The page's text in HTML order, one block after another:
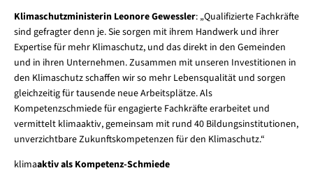
Klimaschutzministerin Leonore Gewessler: „Qualifizierte Fachkräfte
sind gefragter denn je. Sie sorgen mit ihrem Handwerk und ihrer
Expertise für mehr Klimaschutz, und das direkt in den Gemeinden
und in ihren Unternehmen. Zusammen mit unseren Investitionen in
den Klimaschutz schaffen wir so mehr Lebensqualität und sorgen
gleichzeitig für tausende neue Arbeitsplätze. Als
Kompetenzschmiede für engagierte Fachkräfte erarbeitet und
vermittelt klimaaktiv, gemeinsam mit rund 40 Bildungsinstitutionen,
unverzichtbare Zukunftskompetenzen für den Klimaschutz.“
klimaaktiv als Kompetenz-Schmiede